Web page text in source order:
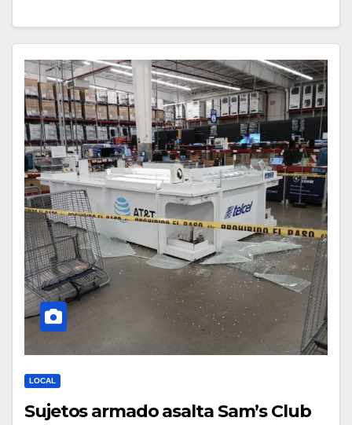
LOCAL
Sujetos armado asalta Sam’s Club